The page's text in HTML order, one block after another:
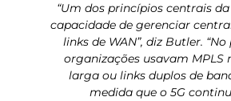
“Um dos princípios centrais da
capacidade de gerenciar
links de WAN”, diz Butler. “No
organizações usavam MPLS
larga ou links duplos de
medida que o 5G